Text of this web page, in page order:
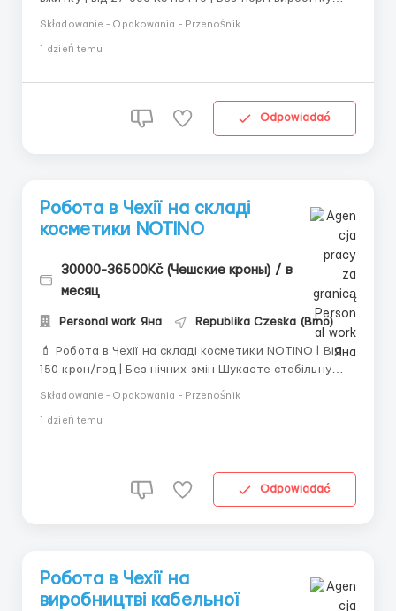
Запрошуємо чоловіків, жінок та сімейні пари на
вжитку в Брно (Syrovice). Робота без складних
Składowanie - Opakowania - Przenośnik
1 dzień temu
Odpowiadać
Робота в Чехії на складі
косметики NOTINO
30000-36500Kč (Чешские кроны) / в
месяц
Personal work Яна Republika Czeska (Brno)
💄 Робота в Чехії на складі косметики NOTINO | Від
150 крон/год | Без нічних змін Шукаєте стабільну
роботу в Чехії? Запрошуємо на сучасний склад
парфумерії та косметики в Європі. Робота без
Składowanie - Opakowania - Przenośnik
1 dzień temu
Odpowiadać
Робота в Чехії на
виробництві кабельної